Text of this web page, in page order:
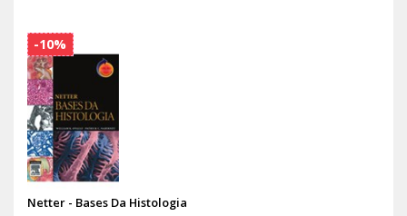
Netter - Bases Da Histologia
-10%